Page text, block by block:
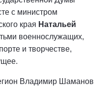
с министром
края Натальей
военнослужащих,
и творчестве,
Владимир Шаманов